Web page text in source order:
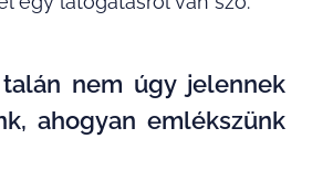
nem úgy jelennek
ahogyan emlékszünk